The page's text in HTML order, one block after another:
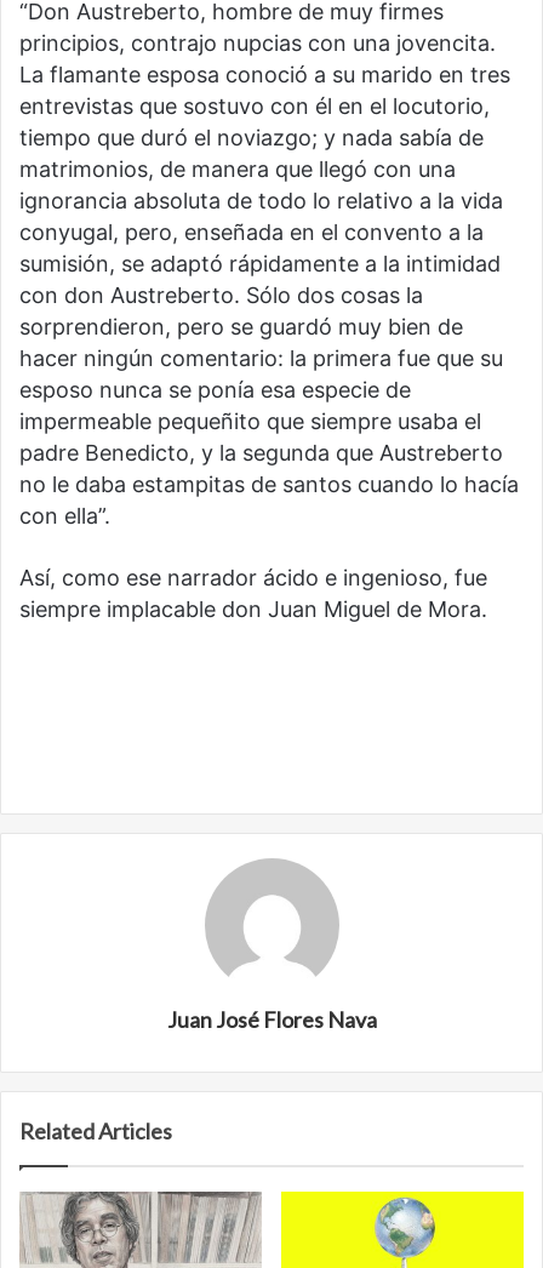
“Don Austreberto, hombre de muy firmes
principios, contrajo nupcias con una jovencita.
La flamante esposa conoció a su marido en tres
entrevistas que sostuvo con él en el locutorio,
tiempo que duró el noviazgo; y nada sabía de
matrimonios, de manera que llegó con una
ignorancia absoluta de todo lo relativo a la vida
conyugal, pero, enseñada en el convento a la
sumisión, se adaptó rápidamente a la intimidad
con don Austreberto. Sólo dos cosas la
sorprendieron, pero se guardó muy bien de
hacer ningún comentario: la primera fue que su
esposo nunca se ponía esa especie de
impermeable pequeñito que siempre usaba el
padre Benedicto, y la segunda que Austreberto
no le daba estampitas de santos cuando lo hacía
con ella”.
Así, como ese narrador ácido e ingenioso, fue
siempre implacable don Juan Miguel de Mora.
Juan José Flores Nava
Related Articles